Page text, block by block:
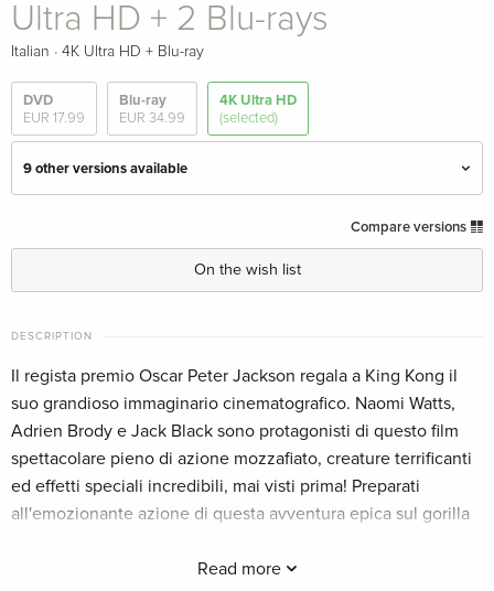
Ultra HD + 2 Blu-rays
Italian · 4K Ultra HD + Blu-ray
DVD
EUR 17.99
Blu-ray
EUR 34.99
4K Ultra HD
(selected)
9 other versions available
EUR 34.99
Extended Edition, Cinema Version, 4K Ultra
German
EUR 32.99
Extended Edition, Cinema Version, Limited
Edition, Steelbook, 4K Ultra HD + 2 Blu-rays
German
Sold out
Extended Edition, Cinema Version, Limited
Edition, Steelbook, 4K Ultra HD + 2 Blu-rays
Sold out
Compare versions
On the wish list
DESCRIPTION
Read more
Il regista premio Oscar Peter Jackson regala a King Kong il
suo grandioso immaginario cinematografico. Naomi Watts,
Adrien Brody e Jack Black sono protagonisti di questo film
spettacolare pieno di azione mozzafiato, creature terrificanti
ed effetti speciali incredibili, mai visti prima! Preparati
all'emozionante azione di questa avventura epica sul gorilla
dove dovrà affrontare la lotta finale per la sopravvivenza.